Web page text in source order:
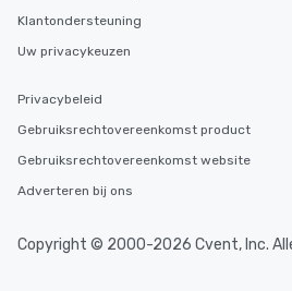
Klantondersteuning
Uw privacykeuzen
Privacybeleid
Gebruiksrechtovereenkomst product
Gebruiksrechtovereenkomst website
Adverteren bij ons
Copyright © 2000-2026 Cvent, Inc.